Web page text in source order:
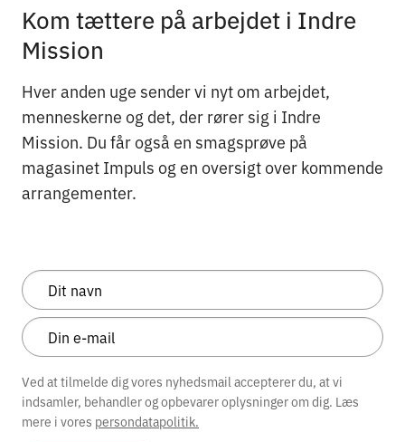
Kom tættere på arbejdet i Indre
Mission
Hver anden uge sender vi nyt om arbejdet,
menneskerne og det, der rører sig i Indre
Mission. Du får også en smagsprøve på
magasinet Impuls og en oversigt over kommende
arrangementer.
Ved at tilmelde dig vores nyhedsmail accepterer du, at vi
indsamler, behandler og opbevarer oplysninger om dig. Læs
mere i vores persondatapolitik.